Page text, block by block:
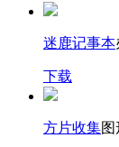
迷鹿记事本
下载
方片收集